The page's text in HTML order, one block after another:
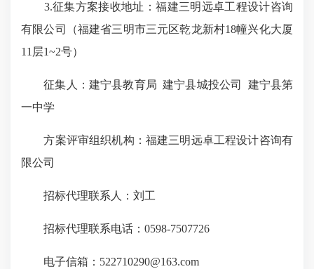
3.征集方案接收地址：福建三明远卓工程设计咨询
有限公司（福建省三明市三元区乾龙新村18幢兴化大厦
11层1~2号）
征集人：建宁县教育局 建宁县城投公司 建宁县第
一中学
方案评审组织机构：福建三明远卓工程设计咨询有
限公司
招标代理联系人：刘工
招标代理联系电话：0598-7507726
电子信箱：522710290@163.com